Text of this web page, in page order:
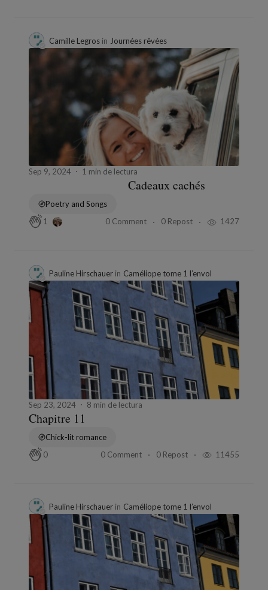
Camille Legros in Journées rêvées
Sep 9, 2024 1 min de lectura
Cadeaux cachés
Poetry and Songs
1
0 Comment 0 Repost 1427
Pauline Hirschauer in Caméliope tome 1 l’envol
Sep 23, 2024 8 min de lectura
Chapitre 11
Chick-lit romance
0
0 Comment 0 Repost 11455
Pauline Hirschauer in Caméliope tome 1 l’envol